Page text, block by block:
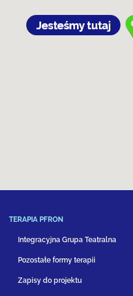
TERAPIA PFRON
Integracyjna Grupa Teatralna
Pozostałe formy terapii
Zapisy do projektu